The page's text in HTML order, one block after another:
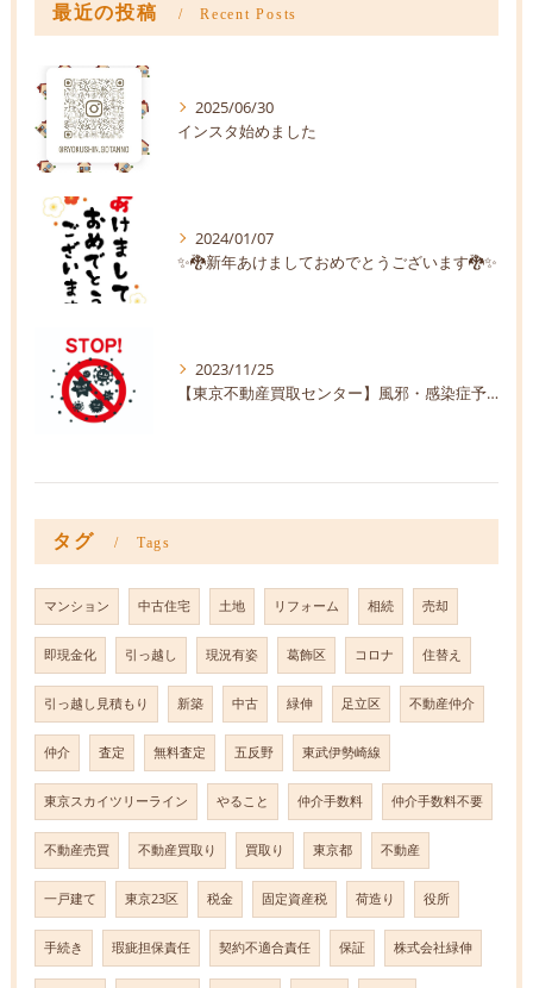
最近の投稿 Recent Posts
2025/06/30
インスタ始めました
2024/01/07
✨🐉新年あけましておめでとうございます🐉✨
2023/11/25
【東京不動産買取センター】風邪・感染症予防【株式会社緑伸】
タグ Tags
マンション 中古住宅 土地 リフォーム 相続 売却
即現金化 引っ越し 現況有姿 葛飾区 コロナ 住替え
引っ越し見積もり 新築 中古 緑伸 足立区 不動産仲介
仲介 査定 無料査定 五反野 東武伊勢崎線
東京スカイツリーライン やること 仲介手数料 仲介手数料不要
不動産売買 不動産買取り 買取り 東京都 不動産
一戸建て 東京23区 税金 固定資産税 荷造り 役所
手続き 瑕疵担保責任 契約不適合責任 保証 株式会社緑伸